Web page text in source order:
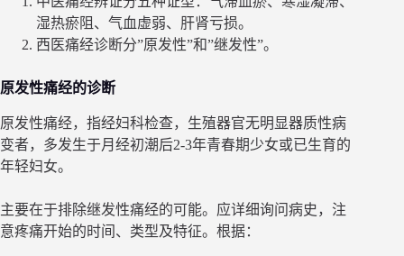
湿热瘀阻、气血虚弱、肝肾亏损。
西医痛经诊断分”原发性”和”继发性”。
原发性痛经的诊断
原发性痛经，指经妇科检查，生殖器官无明显器质性病
变者，多发生于月经初潮后2-3年青春期少女或已生育的
年轻妇女。
主要在于排除继发性痛经的可能。应详细询问病史，注
意疼痛开始的时间、类型及特征。根据：